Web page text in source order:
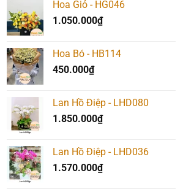
Hoa Giỏ - HG046
1.050.000₫
Hoa Bó - HB114
450.000₫
Lan Hồ Điệp - LHD080
1.850.000₫
Lan Hồ Điệp - LHD036
1.570.000₫